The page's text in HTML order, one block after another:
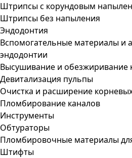
Штрипсы c корундовым
Штрипсы без напыления
Эндодонтия
Вспомогательные материалы и
эндодонтии
Высушивание и обезжиривание
Девитализация пульпы
Очистка и расширение
Пломбирование каналов
Инструменты
Обтураторы
Пломбировочные материалы
Штифты